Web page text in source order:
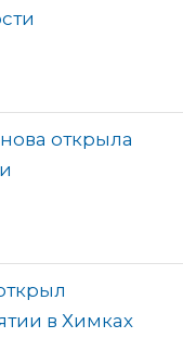
открыла
в Химках